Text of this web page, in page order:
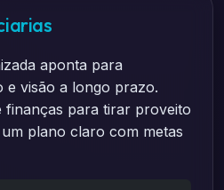
aponta para
e visão a longo prazo.
finanças para tirar proveito
plano claro com metas